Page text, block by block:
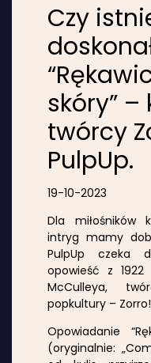
Czy
skóry” –
twórcy
PulpUp.
19-10-2023
Dla miłośników
intryg mamy
PulpUp czeka
opowieść z
McCulleya,
popkultury – Zorro!
Opowiadanie
(oryginalnie: